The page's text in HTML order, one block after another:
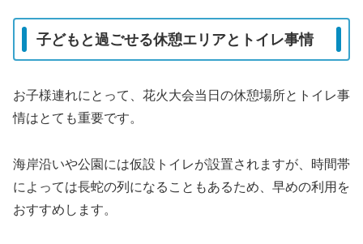
子どもと過ごせる休憩エリアとトイレ事情
お子様連れにとって、花火大会当日の休憩場所とトイレ事
情はとても重要です。
海岸沿いや公園には仮設トイレが設置されますが、時間帯
によっては長蛇の列になることもあるため、早めの利用を
おすすめします。